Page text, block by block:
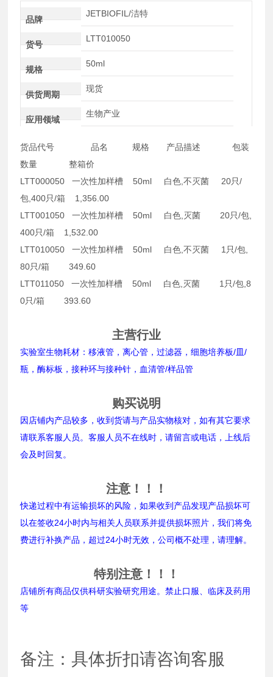
品牌
JETBIOFIL/洁特
货号
LTT010050
规格
50ml
供货周期
现货
应用领域
生物产业
货品代号 品名 规格 产品描述 包装
数量 整箱价
LTT000050 一次性加样槽 50ml 白色,不灭菌 20只/
包,400只/箱 1,356.00
LTT001050 一次性加样槽 50ml 白色,灭菌 20只/包,
400只/箱 1,532.00
LTT010050 一次性加样槽 50ml 白色,不灭菌 1只/包,
80只/箱 349.60
LTT011050 一次性加样槽 50ml 白色,灭菌 1只/包,8
0只/箱 393.60
主营行业
实验室生物耗材：移液管，离心管，过滤器，细胞培养板/皿/
瓶，酶标板，接种环与接种针，血清管/样品管
购买说明
因店铺内产品较多，收到货请与产品实物核对，如有其它要求
请联系客服人员。客服人员不在线时，请留言或电话，上线后
会及时回复。
注意！！！
快递过程中有运输损坏的风险，如果收到产品发现产品损坏可
以在签收24小时内与相关人员联系并提供损坏照片，我们将免
费进行补换产品，超过24小时无效，公司概不处理，请理解。
特别注意！！！
店铺所有商品仅供科研实验研究用途。禁止口服、临床及药用
等
备注：具体折扣请咨询客服